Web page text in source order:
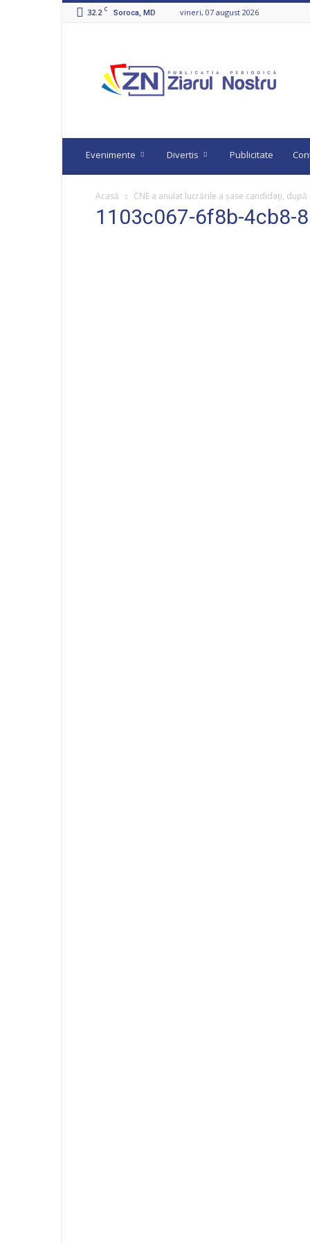
32.2 C Soroca, MD vineri, 07 august 2026
Nostru
Evenimente Divertis Publicitate
Acasă CNE a anulat lucrările a șase candidați,
1103c067-6f8b-4cb8-